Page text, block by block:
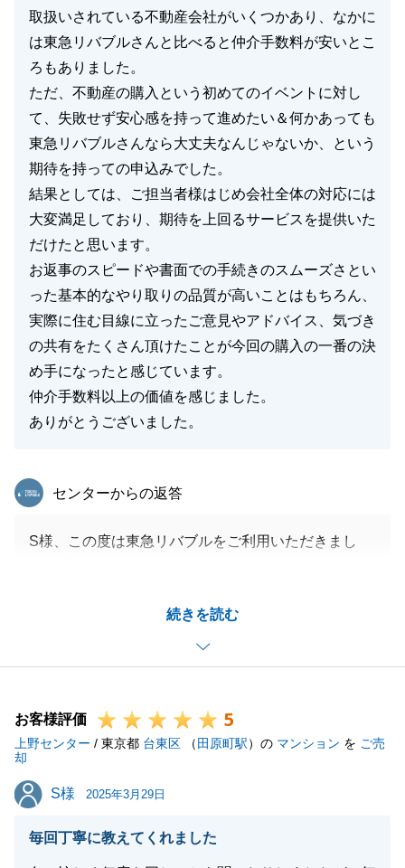
取扱いされている不動産会社がいくつかあり、なかに
は東急リバブルさんと比べると仲介手数料が安いとこ
ろもありました。
ただ、不動産の購入という初めてのイベントに対し
て、失敗せず安心感を持って進めたい＆何かあっても
東急リバブルさんなら大丈夫なんじゃないか、という
期待を持っての申込みでした。
結果としては、ご担当者様はじめ会社全体の対応には
大変満足しており、期待を上回るサービスを提供いた
だけたと思います。
お返事のスピードや書面での手続きのスムーズさとい
った基本的なやり取りの品質が高いことはもちろん、
実際に住む目線に立ったご意見やアドバイス、気づき
の共有をたくさん頂けたことが今回の購入の一番の決
め手になったと感じています。
仲介手数料以上の価値を感じました。
ありがとうございました。
続きを読む
東急リバブル
センターからの返答
S様、この度は東急リバブルをご利用いただきまし
ん頂いてきましたが、『仲介手数料以上の価値』とい
うお言葉は営業担当としてこれ以上ない誉め言葉だと
思っております。
が進み、短い期間でのお取引完了となりましたが、こ
れはお2人に機微なご対応を頂いたからこそだと思い
東急リバブルはこれからもS様の不動産のパートナー
ださい。
お客様評価 5
上野センター / 東京都 台東区 （ 田原町駅）の マンション を ご売
却
S様
S様 2025年3月29日
毎回丁寧に教えてくれました